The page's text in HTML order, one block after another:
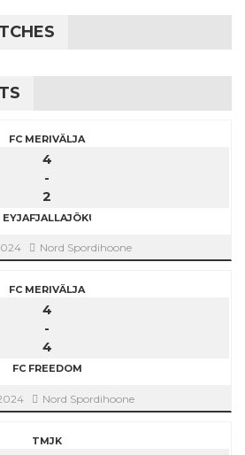
FC MERIVÄLJA
4
-
2
EYJAFJALLAJÖKULL
Nord Spordihoone
FC MERIVÄLJA
4
-
4
FC FREEDOM
Nord Spordihoone
TMJK